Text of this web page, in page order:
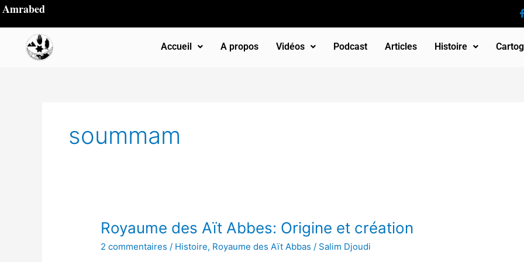
Aller
contenu
Amrabed
Accueil A propos Vidéos Podcast Articles Histoire
soummam
Royaume des Aït Abbes: Origine et création
2 commentaires / Histoire, Royaume des Aït Abbas / Salim Djoudi
Royaume
Aït